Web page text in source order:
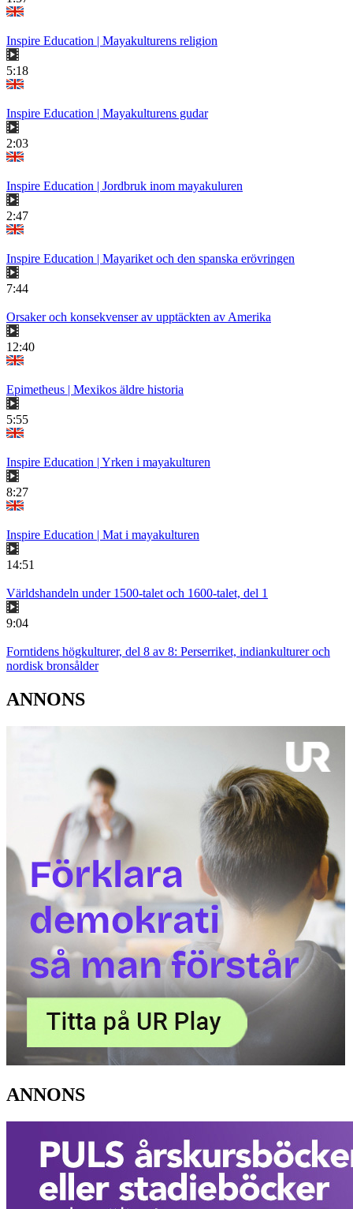
Inspire Education | Mayakulturens religion
5:18
Inspire Education | Mayakulturens gudar
2:03
Inspire Education | Jordbruk inom mayakuluren
2:47
Inspire Education | Mayariket och den spanska erövringen
7:44
Orsaker och konsekvenser av upptäckten av Amerika
12:40
Epimetheus | Mexikos äldre historia
5:55
Inspire Education | Yrken i mayakulturen
8:27
Inspire Education | Mat i mayakulturen
14:51
Världshandeln under 1500-talet och 1600-talet, del 1
9:04
Forntidens högkulturer, del 8 av 8: Perserriket, indiankulturer och
nordisk bronsålder
ANNONS
ANNONS